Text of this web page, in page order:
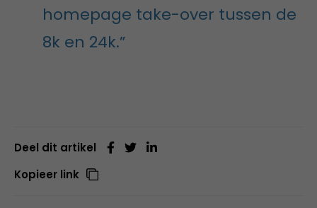
homepage take-over tussen de
8k en 24k.”
Deel dit artikel
Kopieer link